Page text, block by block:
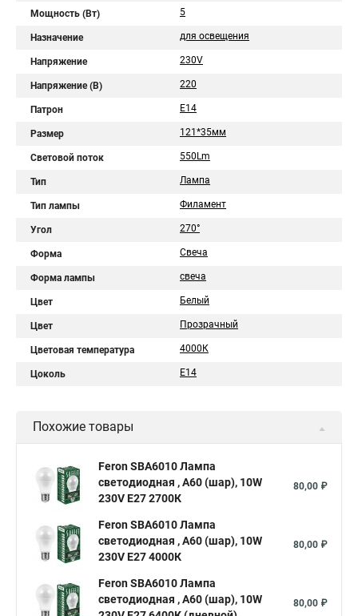
Мощность (Вт) 5
Назначение для освещения
Напряжение 230V
Напряжение (В) 220
Патрон E14
Размер 121*35мм
Световой поток 550Lm
Тип Лампа
Тип лампы Филамент
Угол 270°
Форма Свеча
Форма лампы свеча
Цвет Белый
Цвет Прозрачный
Цветовая температура 4000К
Цоколь E14
Похожие товары
Feron SBA6010 Лампа
светодиодная , A60 (шар), 10W
230V E27 2700К
80,00 ₽
Feron SBA6010 Лампа
светодиодная , A60 (шар), 10W
230V E27 4000К
80,00 ₽
Feron SBA6010 Лампа
светодиодная , A60 (шар), 10W
80,00 ₽